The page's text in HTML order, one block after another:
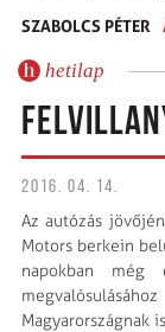
SZABOLCS PÉTER
hetilap
2016. 04. 14.
Az autózás
Motors berkein
napokban még
Magyarországnak